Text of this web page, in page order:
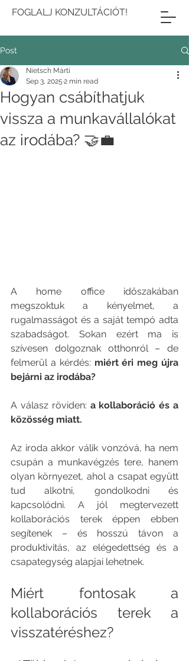
FOGLALJ KONZULTÁCIÓT!
Post
Hogyan csábíthatjuk
vissza a munkavállalókat
az irodába? 🤝💼
Nietsch Márti
Sep 3, 2025 2 min read
A home office időszakában
megszoktuk a kényelmet, a
rugalmasságot és a saját tempó adta
szabadságot. Sokan ezért ma is
szívesen dolgoznak otthonról – de
felmerül a kérdés: miért éri meg újra
bejárni az irodába?
A válasz röviden: a kollaboráció és a
közösség miatt.
Az iroda akkor válik vonzóvá, ha nem
csupán a munkavégzés tere, hanem
olyan környezet, ahol a csapat együtt
tud alkotni, gondolkodni és
kapcsolódni. A jól megtervezett
kollaborációs terek éppen ebben
segítenek – és hosszú távon a
produktivitás, az elégedettség és a
csapategység alapjai lehetnek.
Miért fontosak a
kollaborációs terek a
visszatéréshez?